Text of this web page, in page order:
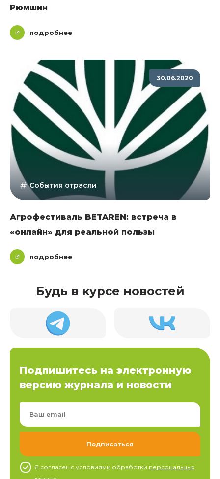
Рюмшин
подробнее
30.06.2020
События отрасли
Агрофестиваль BETAREN: встреча в
«онлайн» для реальной пользы
подробнее
Будь в курсе новостей
Подпишитесь на электронную
версию журнала и новости
Я согласен c условиями обработки персональных